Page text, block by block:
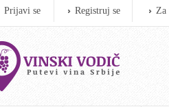
Prijavi se Registruj se Za